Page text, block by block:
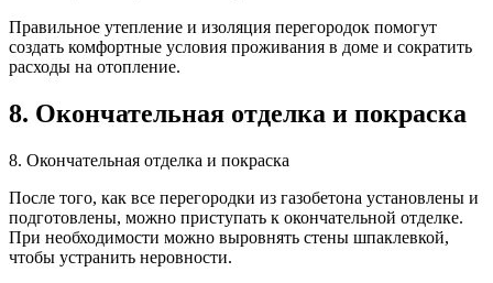
Правильное утепление и изоляция перегородок помогут
создать комфортные условия проживания в доме и сократить
расходы на отопление.
8. Окончательная отделка и покраска
8. Окончательная отделка и покраска
После того, как все перегородки из газобетона установлены и
подготовлены, можно приступать к окончательной отделке.
При необходимости можно выровнять стены шпаклевкой,
чтобы устранить неровности.